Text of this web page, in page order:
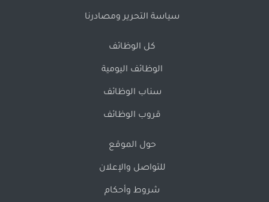
سياسة التحرير ومصادرنا
كل الوظائف
الوظائف اليومية
سناب الوظائف
قروب الوظائف
حول الموقع
للتواصل والإعلان
شروط وأحكام